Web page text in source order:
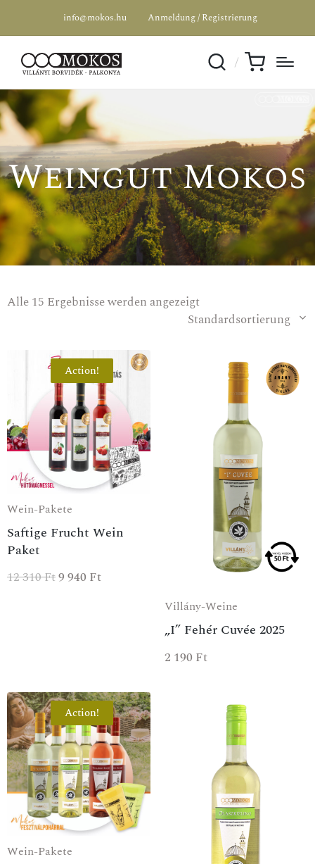
info@mokos.hu Anmeldung / Registrierung
Weingut Mokos
Alle 15 Ergebnisse werden angezeigt
Standardsortierung
SPEZIALANGEBOT
Action!
Wein-Pakete
Saftige Frucht Wein
Paket
12 310Ft9 940 Ft
Villány-Weine
„I” Fehér Cuvée 2025
2 190 Ft
SPEZIALANGEBOT
Action!
Wein-Pakete